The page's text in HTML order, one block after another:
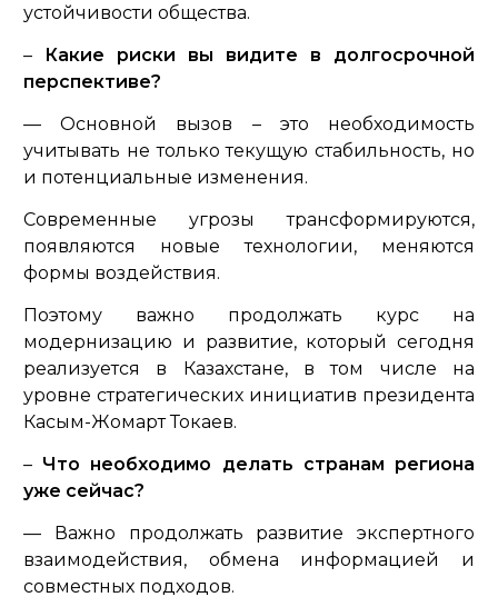
устойчивости общества.
–
Какие риски вы видите в долгосрочной
перспективе?
— Основной вызов – это необходимость
учитывать не только текущую стабильность, но
и потенциальные изменения.
Современные угрозы трансформируются,
появляются новые технологии, меняются
формы воздействия.
Поэтому важно продолжать курс на
модернизацию и развитие, который сегодня
реализуется в Казахстане, в том числе на
уровне стратегических инициатив президента
Касым-Жомарт Токаев.
– Что необходимо делать странам региона
уже сейчас?
— Важно продолжать развитие экспертного
взаимодействия, обмена информацией и
совместных подходов.